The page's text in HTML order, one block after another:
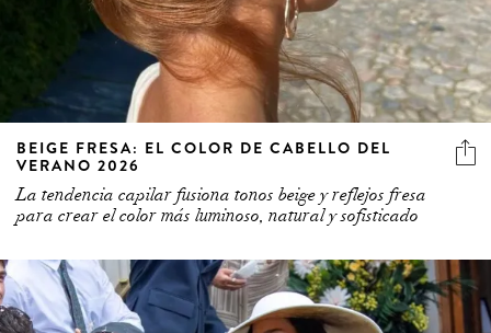
BEIGE FRESA: EL COLOR DE CABELLO DEL
VERANO 2026
La tendencia capilar fusiona tonos beige y reflejos fresa
para crear el color más luminoso, natural y sofisticado